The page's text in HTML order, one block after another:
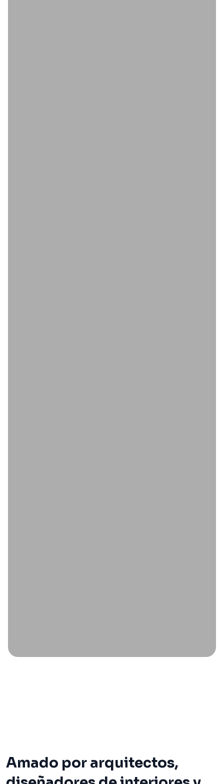
Amado por arquitectos,